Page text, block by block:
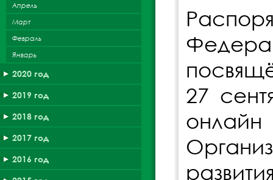
Апрель
Март
Февраль
Январь
2020 год
2019 год
2018 год
2017 год
2016 год
27